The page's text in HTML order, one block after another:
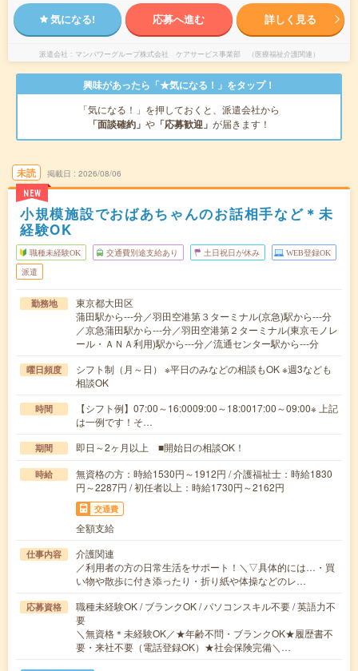
気になる! 応募へ進む 詳しく見る
派遣会社 マンパワーグループ株式会社 ケアサービス事業部 （医療福祉介護関連）
興味があったら「★気になる！」をタップ！
「気になる！」を押しておくと、派遣会社から
「面談確約」 や 「応募歓迎」 が届きます！
未読
NEW
掲載日 2026/08/06
小規模施設でおばあちゃんのお話相手など＊未
経験OK
職種未経験OK 交通費別途支給あり 土日祝日が休み WEB登録OK
派遣
勤務地
東京都大田区
蒲田駅から---分／羽田空港第３ターミナル(京急)駅から---分
／京急蒲田駅から---分／羽田空港第２ターミナル(東京モノレ
ール・ＡＮＡ利用)駅から---分／流通センター駅から---分
曜日頻度
シフト制（月～日） ※平日のみなどの相談もOK ※週3なども
相談OK
時間
【シフト例】07:00～16:0009:00～18:0017:00～09:00※ 上記
は一例です！そ…
期間 即日～2ヶ月以上 ■開始日の相談OK！
時給
無資格の方：時給1530円～1912円 / 介護福祉士：時給1830
円～2287円 / 初任者以上：時給1730円～2162円
交通費
全額支給
仕事内容
介護関連
／利用者の方の日常生活をサポート！＼▽具体的には…・買
い物や散歩に付き添ったり・折り紙や体操などのレ…
応募資格
職種未経験OK / ブランクOK / パソコンスキル不要 / 英語力不
要
＼無資格＊未経験OK／★年齢不問・ブランクOK★履歴書不
要・来社不要（電話登録OK）★社会保険完備＼…